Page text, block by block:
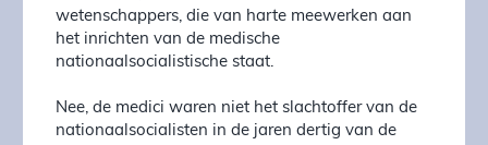
wetenschappers, die van harte meewerken aan
het inrichten van de medische
nationaalsocialistische staat.
Nee, de medici waren niet het slachtoffer van de
nationaalsocialisten in de jaren dertig van de